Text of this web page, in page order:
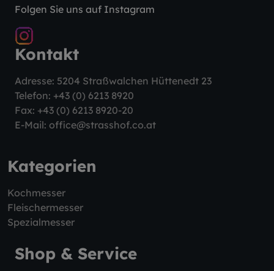
Folgen Sie uns auf Instagram
Kontakt
Adresse: 5204 Straßwalchen Hüttenedt 23
Telefon: +43 (0) 6213 8920
Fax: +43 (0) 6213 8920-20
E-Mail: office@strasshof.co.at
Kategorien
Kochmesser
Fleischermesser
Spezialmesser
Shop & Service